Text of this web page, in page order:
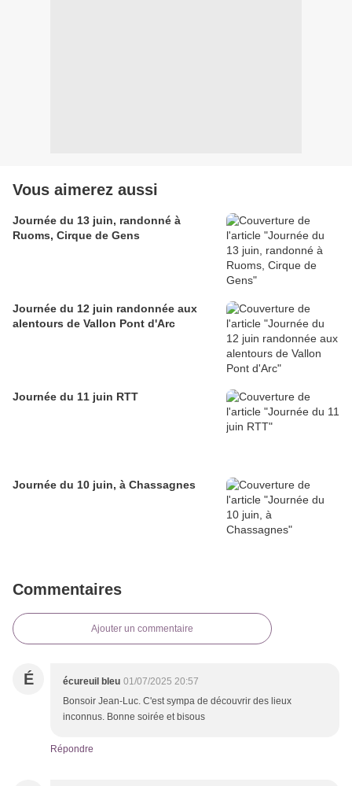
Vous aimerez aussi
Journée du 13 juin, randonné à
Ruoms, Cirque de Gens
Journée du 12 juin randonnée aux
alentours de Vallon Pont d'Arc
Journée du 11 juin RTT
Journée du 10 juin, à Chassagnes
Commentaires
Ajouter un commentaire
É écureuil bleu 01/07/2025 20:57
Bonsoir Jean-Luc. C'est sympa de découvrir des lieux
inconnus. Bonne soirée et bisous
Répondre